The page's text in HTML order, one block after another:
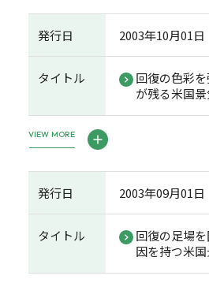
発行日 2003年10月01日
タイトル
回復の色彩
が残る米国
VIEW MORE
発行日 2003年09月01日
タイトル
回復の足場
因を持つ米